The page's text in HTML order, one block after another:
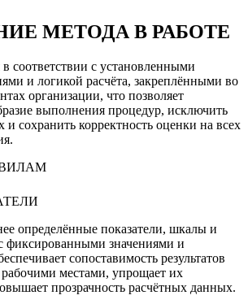
МЕТОДА В РАБОТЕ
соответствии с установленными
и логикой расчёта, закреплёнными во
организации, что позволяет
выполнения процедур, исключить
и сохранить корректность оценки на всех
определённые показатели, шкалы и
фиксированными значениями и
сопоставимость результатов
местами, упрощает их
прозрачность расчётных данных.